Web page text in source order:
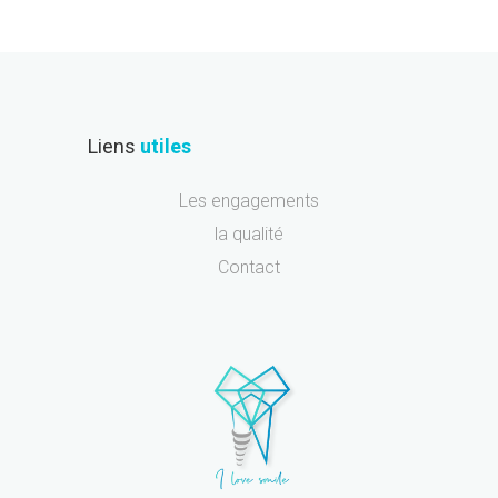
Liens utiles
Les engagements
la qualité
Contact